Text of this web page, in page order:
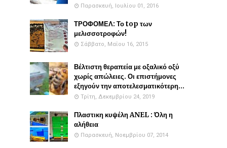
Παρασκευή, Ιουλίου 01, 2016
ΤΡΟΦΟΜΕΛ: Το top των
μελισσοτροφών!
Σάββατο, Μαΐου 16, 2015
Βέλτιστη θεραπεία με οξαλικό οξύ
χωρίς απώλειες. Οι επιστήμονες
εξηγούν την αποτελεσματικότερη...
Τρίτη, Δεκεμβρίου 24, 2019
Πλαστικη κυψέλη ANEL : Όλη η
αλήθεια
Παρασκευή, Νοεμβρίου 07, 2014